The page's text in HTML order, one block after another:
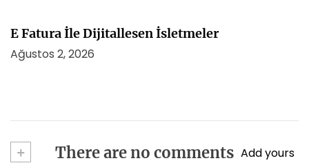
E Fatura İle Dijitallesen İsletmeler
Ağustos 2, 2026
+ There are no comments Add yours